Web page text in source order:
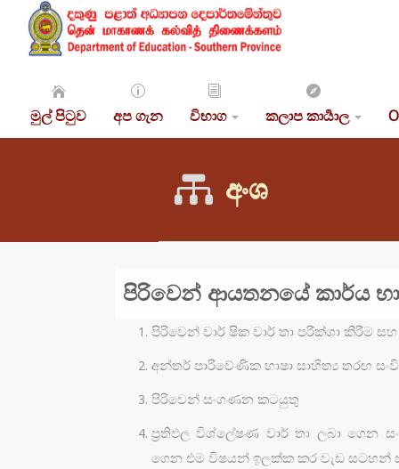
මුල් පිටුව අප ගැන විභාග කලාප කාර්‍යාල
අංශ
පිරිවෙන් ආයතනයේ කාර්ය
පිරිවෙන් වාර් ෂික වාර් තා පරීක්ශා කිරීම
අන්තර් පාරිවේණික භාෂා සාහිත්‍ය තරඟ
පිරිවෙන් සංගණන කටයුතු
ප්‍රතිඵල විශ්ලේෂණ වාර් තා ලබා ගෙන
ගෙන එම විෂයන් ඉලක්ක කර වැඩ සටහන්